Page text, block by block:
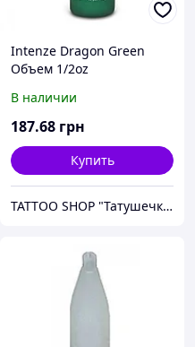
Intenze Dragon Green
Объем 1/2oz
В наличии
187.68 грн
Купить
TATTOO SHOP "Татушечка" Молдова